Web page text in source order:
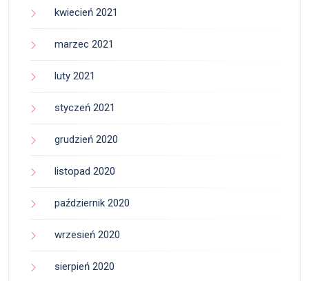
kwiecień 2021
marzec 2021
luty 2021
styczeń 2021
grudzień 2020
listopad 2020
październik 2020
wrzesień 2020
sierpień 2020